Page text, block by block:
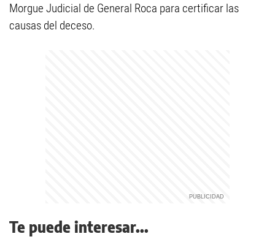
Morgue Judicial de General Roca para certificar las
causas del deceso.
Te puede interesar...